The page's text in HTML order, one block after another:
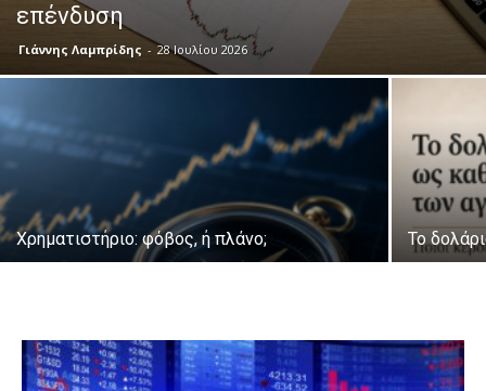
επένδυση
Γιάννης Λαμπρίδης - 28 Ιουλίου 2026
Χρηματιστήριο: φόβος, ή πλάνο; Το